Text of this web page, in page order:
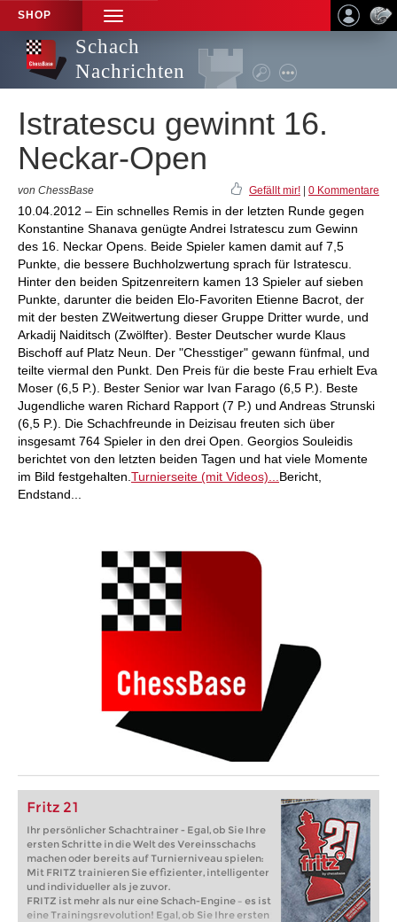
SHOP
TOGGLE
NAVIGATION
Schach
Nachrichten
Istratescu gewinnt 16.
Neckar-Open
von ChessBase Gefällt mir! 0 Kommentare
10.04.2012 – Ein schnelles Remis in der letzten Runde gegen
Konstantine Shanava genügte Andrei Istratescu zum Gewinn
des 16. Neckar Opens. Beide Spieler kamen damit auf 7,5
Punkte, die bessere Buchholzwertung sprach für Istratescu.
Hinter den beiden Spitzenreitern kamen 13 Spieler auf sieben
Punkte, darunter die beiden Elo-Favoriten Etienne Bacrot, der
mit der besten ZWeitwertung dieser Gruppe Dritter wurde, und
Arkadij Naiditsch (Zwölfter). Bester Deutscher wurde Klaus
Bischoff auf Platz Neun. Der "Chesstiger" gewann fünfmal, und
teilte viermal den Punkt. Den Preis für die beste Frau erhielt Eva
Moser (6,5 P.). Bester Senior war Ivan Farago (6,5 P.). Beste
Jugendliche waren Richard Rapport (7 P.) und Andreas Strunski
(6,5 P.). Die Schachfreunde in Deizisau freuten sich über
insgesamt 764 Spieler in den drei Open. Georgios Souleidis
berichtet von den letzten beiden Tagen und hat viele Momente
im Bild festgehalten. Turnierseite (mit Videos)... Bericht,
Endstand...
Fritz 21
Ihr persönlicher Schachtrainer - Egal, ob Sie Ihre
ersten Schritte in die Welt des Vereinsschachs
machen oder bereits auf Turnierniveau spielen:
Mit FRITZ trainieren Sie effizienter, intelligenter
und individueller als je zuvor.
FRITZ ist mehr als nur eine Schach-Engine – es ist
eine Trainingsrevolution! Egal, ob Sie Ihre ersten